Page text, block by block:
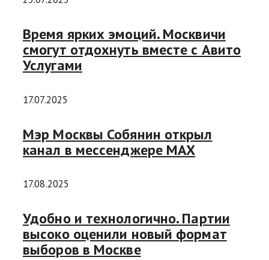
Время ярких эмоций. Москвичи
смогут отдохнуть вместе с Авито
Услугами
17.07.2025
Мэр Москвы Собянин открыл
канал в мессенджере MAX
17.08.2025
Удобно и технологично. Партии
высоко оценили новый формат
выборов в Москве